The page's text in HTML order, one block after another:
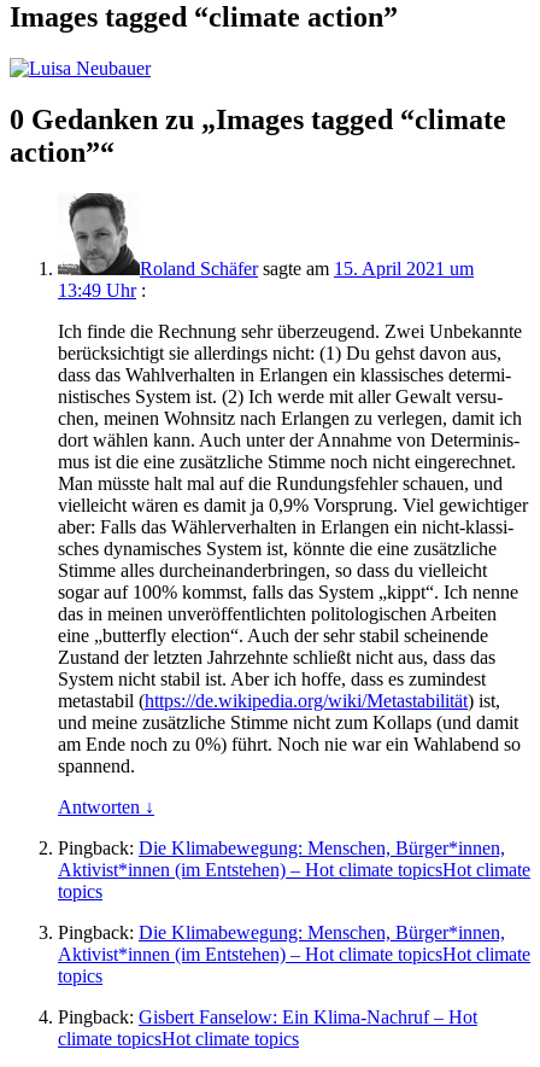
Images tagged “climate action”
0 Gedanken zu „Images tagged “climate
action”“
Roland Schäfersagte am 15. April 2021 um
13:49 Uhr :
Ich fin­de die Rech­nung sehr über­zeu­gend. Zwei Unbe­kann­te
berück­sich­tigt sie aller­dings nicht: (1) Du gehst davon aus,
dass das Wahl­ver­hal­ten in Erlan­gen ein klas­si­sches deter­mi­
nis­ti­sches Sys­tem ist. (2) Ich wer­de mit aller Gewalt ver­su­
chen, mei­nen Wohn­sitz nach Erlan­gen zu ver­le­gen, damit ich
dort wäh­len kann. Auch unter der Annah­me von Deter­mi­nis­
mus ist die eine zusätz­li­che Stim­me noch nicht ein­ge­rech­net.
Man müss­te halt mal auf die Run­dungs­feh­ler schau­en, und
viel­leicht wären es damit ja 0,9% Vor­sprung. Viel gewich­ti­ger
aber: Falls das Wäh­ler­ver­hal­ten in Erlan­gen ein nicht-klas­si­
sches dyna­mi­sches Sys­tem ist, könn­te die eine zusätz­li­che
Stim­me alles durch­ein­an­der­brin­gen, so dass du viel­leicht
sogar auf 100% kommst, falls das Sys­tem „kippt“. Ich nen­ne
das in mei­nen unver­öf­fent­lich­ten poli­to­lo­gi­schen Arbei­ten
eine „but­ter­fly elec­tion“. Auch der sehr sta­bil schei­nen­de
Zustand der letz­ten Jahr­zehn­te schließt nicht aus, dass das
Sys­tem nicht sta­bil ist. Aber ich hof­fe, dass es zumin­dest
meta­sta­bil (https://de.wikipedia.org/wiki/Metastabilität) ist,
und mei­ne zusätz­li­che Stim­me nicht zum Kol­laps (und damit
am Ende noch zu 0%) führt. Noch nie war ein Wahl­abend so
spannend.
Antworten ↓
Pingback: Die Klimabewegung: Menschen, Bürger*innen,
Aktivist*innen (im Entstehen) – Hot climate topicsHot climate
topics
Pingback: Die Klimabewegung: Menschen, Bürger*innen,
Aktivist*innen (im Entstehen) – Hot climate topicsHot climate
topics
Pingback: Gisbert Fanselow: Ein Klima-Nachruf – Hot
climate topicsHot climate topics